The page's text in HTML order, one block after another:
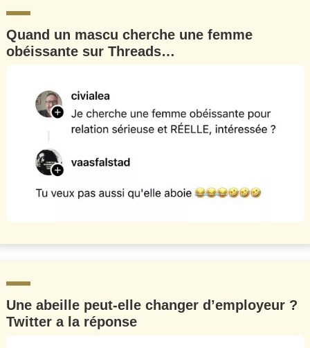
Quand un mascu cherche une femme
obéissante sur Threads…
Une abeille peut-elle changer d’employeur ?
Twitter a la réponse